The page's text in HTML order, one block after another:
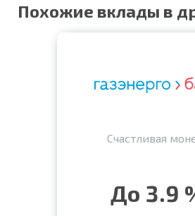
Похожие вклады в
Счастливая
До 3.9